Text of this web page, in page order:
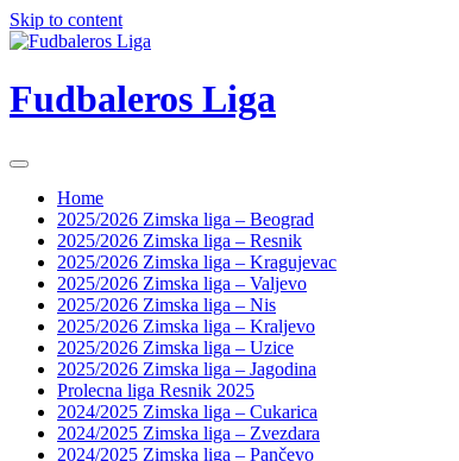
Skip to content
Fudbaleros Liga
Home
2025/2026 Zimska liga – Beograd
2025/2026 Zimska liga – Resnik
2025/2026 Zimska liga – Kragujevac
2025/2026 Zimska liga – Valjevo
2025/2026 Zimska liga – Nis
2025/2026 Zimska liga – Kraljevo
2025/2026 Zimska liga – Uzice
2025/2026 Zimska liga – Jagodina
Prolecna liga Resnik 2025
2024/2025 Zimska liga – Cukarica
2024/2025 Zimska liga – Zvezdara
2024/2025 Zimska liga – Pančevo